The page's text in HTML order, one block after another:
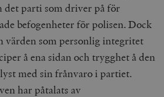
det parti som driver på för
befogenheter för polisen. Dock
värden som personlig integritet
å ena sidan och trygghet å den
med sin frånvaro i partiet.
har påtalats av